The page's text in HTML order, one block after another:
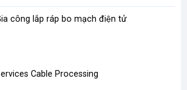
công lắp ráp bo mạch điện tử
Cable Processing